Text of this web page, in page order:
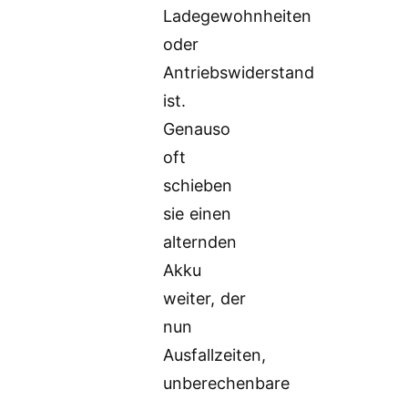
Ladegewohnheiten
oder
Antriebswiderstand
ist.
Genauso
oft
schieben
sie einen
alternden
Akku
weiter, der
nun
Ausfallzeiten,
unberechenbare